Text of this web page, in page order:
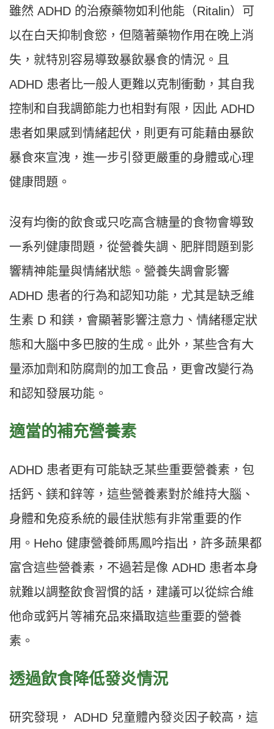
雖然 ADHD 的治療藥物如利他能（Ritalin）可
以在白天抑制食慾，但隨著藥物作用在晚上消
失，就特別容易導致暴飲暴食的情況。且
ADHD 患者比一般人更難以克制衝動，其自我
控制和自我調節能力也相對有限，因此 ADHD
患者如果感到情緒起伏，則更有可能藉由暴飲
暴食來宣洩，進一步引發更嚴重的身體或心理
健康問題。
沒有均衡的飲食或只吃高含糖量的食物會導致
一系列健康問題，從營養失調、肥胖問題到影
響精神能量與情緒狀態。營養失調會影響
ADHD 患者的行為和認知功能，尤其是缺乏維
生素 D 和鎂，會顯著影響注意力、情緒穩定狀
態和大腦中多巴胺的生成。此外，某些含有大
量添加劑和防腐劑的加工食品，更會改變行為
和認知發展功能。
適當的補充營養素
ADHD 患者更有可能缺乏某些重要營養素，包
括鈣、鎂和鋅等，這些營養素對於維持大腦、
身體和免疫系統的最佳狀態有非常重要的作
用。Heho 健康營養師馬鳳吟指出，許多蔬果都
富含這些營養素，不過若是像 ADHD 患者本身
就難以調整飲食習慣的話，建議可以從綜合維
他命或鈣片等補充品來攝取這些重要的營養
素。
透過飲食降低發炎情況
研究發現， ADHD 兒童體內發炎因子較高，這